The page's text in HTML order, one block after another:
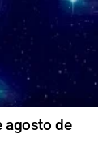
agosto de